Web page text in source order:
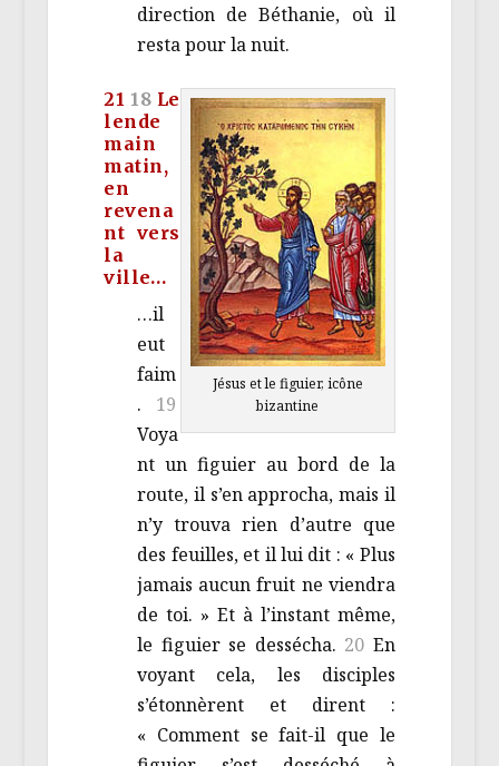
direction de Béthanie, où il
resta pour la nuit.
Jésus et le figuier, icône
bizantine
21 18 Le
lende
main
matin,
en
revena
nt vers
la
ville…
…il
eut
faim
. 19
Voya
nt un figuier au bord de la
route, il s’en approcha, mais il
n’y trouva rien d’autre que
des feuilles, et il lui dit : « Plus
jamais aucun fruit ne viendra
de toi. » Et à l’instant même,
le figuier se dessécha. 20 En
voyant cela, les disciples
s’étonnèrent et dirent :
« Comment se fait-il que le